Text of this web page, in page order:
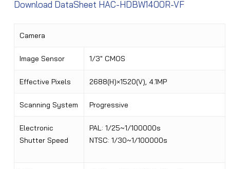
Download DataSheet HAC-HDBW1400R-VF
Camera
Image Sensor 1/3″ CMOS
Effective Pixels 2688(H)×1520(V), 4.1MP
Scanning System Progressive
Electronic
Shutter Speed
PAL: 1/25~1/100000s
NTSC: 1/30~1/100000s